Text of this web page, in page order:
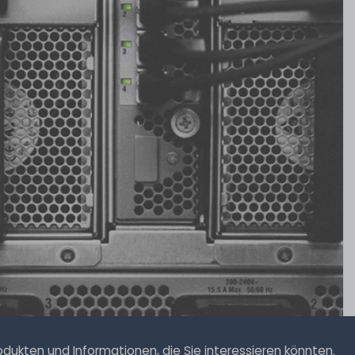
1,79 € * 5,29 € *
Meter
und Informationen, die Sie interessieren könnten.